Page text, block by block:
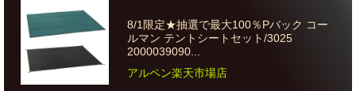
8/1限定★抽選で最大100％Pバック コー
ルマン テントシートセット/3025
2000039090...
アルペン楽天市場店